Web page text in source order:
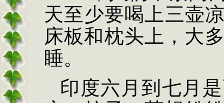
天至少要喝上三壶
床板和枕头上，大
睡。
印度六月到七月